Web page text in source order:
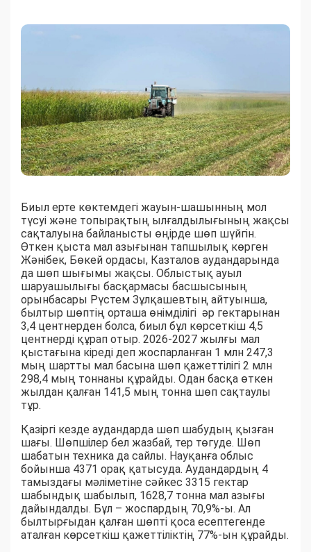
Биыл ерте көктемдегі жауын-шашынның мол
түсуі және топырақтың ылғалдылығының жақсы
сақталуына байланысты өңірде шөп шүйгін.
Өткен қыста мал азығынан тапшылық көрген
Жәнібек, Бөкей ордасы, Казталов аудандарында
да шөп шығымы жақсы. Облыстық ауыл
шаруашылығы басқармасы басшысының
орынбасары Рүстем Зұлқашевтың айтуынша,
былтыр шөптің орташа өнімділігі әр гектарынан
3,4 центнерден болса, биыл бұл көрсеткіш 4,5
центнерді құрап отыр. 2026-2027 жылғы мал
қыстағына кіреді деп жоспарланған 1 млн 247,3
мың шартты мал басына шөп қажеттілігі 2 млн
298,4 мың тоннаны құрайды. Одан басқа өткен
жылдан қалған 141,5 мың тонна шөп сақтаулы
тұр.
Қазіргі кезде аудандарда шөп шабудың қызған
шағы. Шөпшілер бел жазбай, тер төгуде. Шөп
шабатын техника да сайлы. Науқанға облыс
бойынша 4371 орақ қатысуда. Аудандардың 4
тамыздағы мәліметіне сәйкес 3315 гектар
шабындық шабылып, 1628,7 тонна мал азығы
дайындалды. Бұл – жоспардың 70,9%-ы. Ал
былтырғыдан қалған шөпті қоса есептегенде
аталған көрсеткіш қажеттіліктің 77%-ын құрайды.